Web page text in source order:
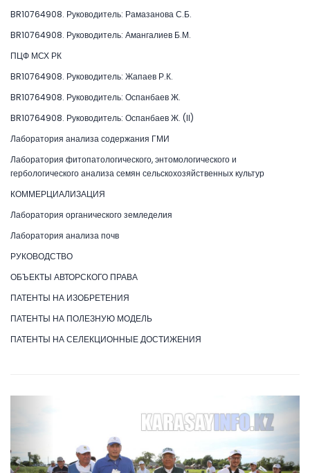
BR10764908. Руководитель: Рамазанова С.Б.
BR10764908. Руководитель: Амангалиев Б.М.
ПЦФ МСХ РК
BR10764908. Руководитель: Жапаев Р.К.
BR10764908. Руководитель: Оспанбаев Ж.
BR10764908. Руководитель: Оспанбаев Ж. (II)
Лаборатория анализа содержания ГМИ
Лаборатория фитопатологического, энтомологического и
гербологического анализа семян сельскохозяйственных культур
КОММЕРЦИАЛИЗАЦИЯ
Лаборатория органического земледелия
Лаборатория анализа почв
РУКОВОДСТВО
ОБЪЕКТЫ АВТОРСКОГО ПРАВА
ПАТЕНТЫ НА ИЗОБРЕТЕНИЯ
ПАТЕНТЫ НА ПОЛЕЗНУЮ МОДЕЛЬ
ПАТЕНТЫ НА СЕЛЕКЦИОННЫЕ ДОСТИЖЕНИЯ